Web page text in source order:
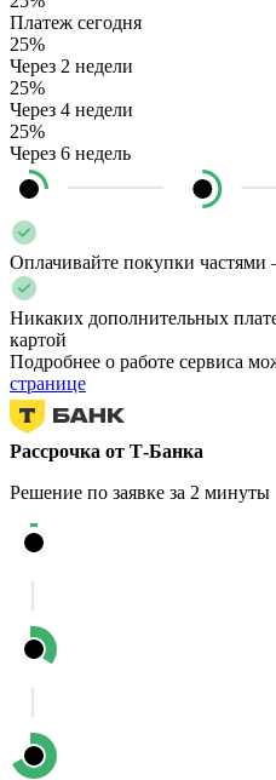
Платеж сегодня
25%
Через 2 недели
25%
Через 4 недели
25%
Через 6 недель
Оплачивайте покупки
Никаких дополнительных
картой
Подробнее о работе сервиса
странице
Рассрочка от Т-Банка
Решение по заявке за 2 минуты